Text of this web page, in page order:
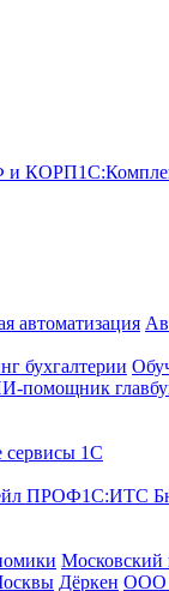
и КОРП
автоматизация
бухгалтерии
помощник
сервисы 1С
ПРОФ1С:ИТС
Московский
Дёркен ООО